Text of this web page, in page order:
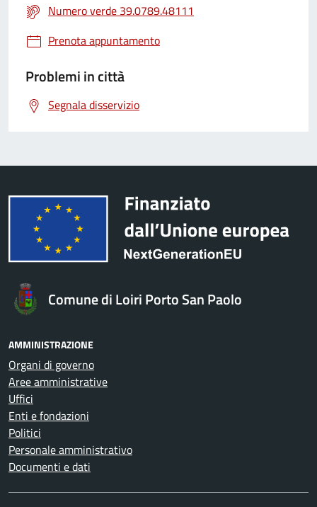
Numero verde 39.0789.48111
Prenota appuntamento
Problemi in città
Segnala disservizio
Comune di Loiri Porto San Paolo
AMMINISTRAZIONE
Organi di governo
Aree amministrative
Uffici
Enti e fondazioni
Politici
Personale amministrativo
Documenti e dati